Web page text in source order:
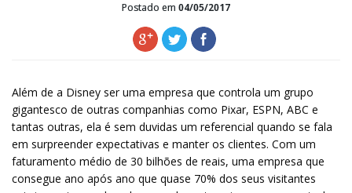
Postado em 04/05/2017
Além de a Disney ser uma empresa que controla um grupo
gigantesco de outras companhias como Pixar, ESPN, ABC e
tantas outras, ela é sem duvidas um referencial quando se fala
em surpreender expectativas e manter os clientes. Com um
faturamento médio de 30 bilhões de reais, uma empresa que
consegue ano após ano que quase 70% dos seus visitantes